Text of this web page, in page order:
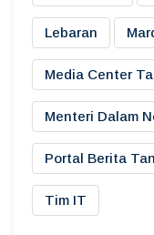
Lebaran
Media Center
Menteri Dalam
Portal Berita
Tim IT